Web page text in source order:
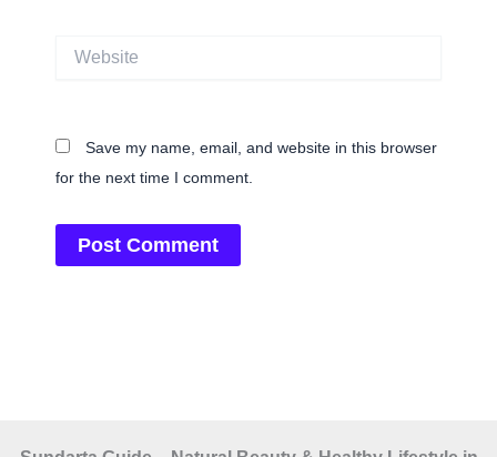
Website
Save my name, email, and website in this browser
for the next time I comment.